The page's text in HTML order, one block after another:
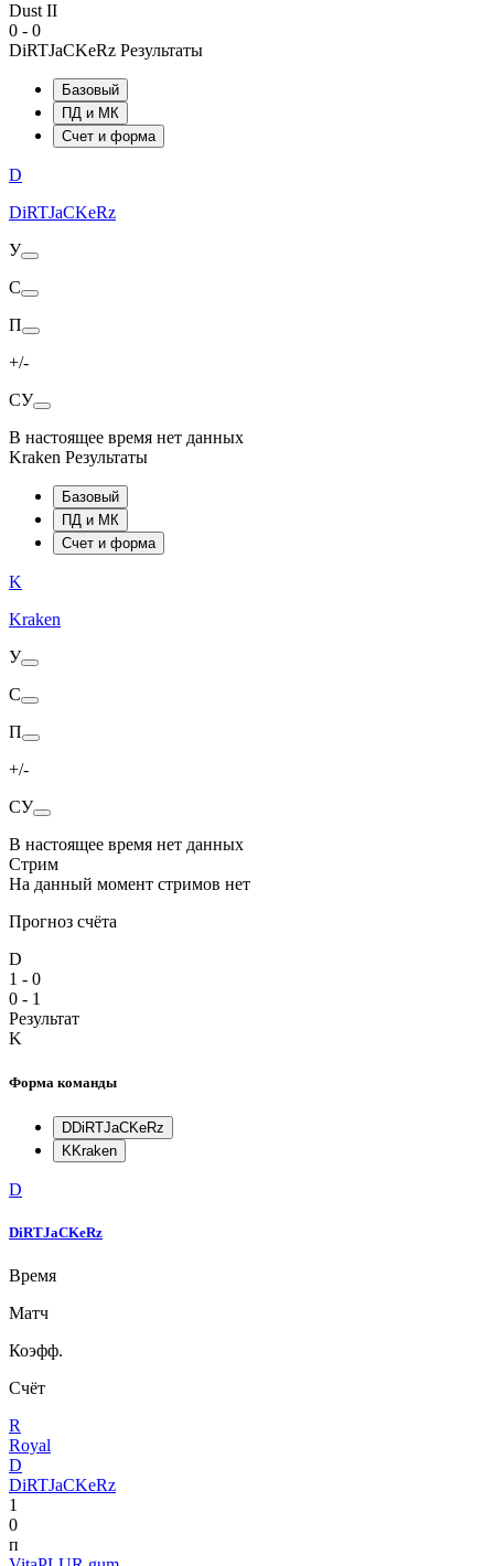
Dust II
0 - 0
DiRTJaCKeRz Результаты
Базовый
ПД и МК
Счет и форма
D
DiRTJaCKeRz
У
С
П
+/-
СУ
В настоящее время нет данных
Kraken Результаты
Базовый
ПД и МК
Счет и форма
K
Kraken
У
С
П
+/-
СУ
В настоящее время нет данных
Стрим
На данный момент стримов нет
Прогноз счёта
D
1 - 0
0 - 1
Результат
K
Форма команды
DDiRTJaCKeRz
K Kraken
D
DiRTJaCKeRz
Время
Матч
Коэфф.
Счёт
R
Royal
D
DiRTJaCKeRz
1
0
п